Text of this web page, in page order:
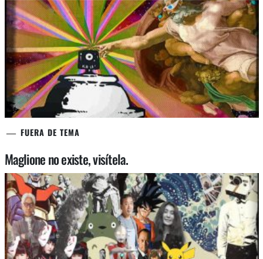
FUERA DE TEMA
Maglione no existe, visítela.